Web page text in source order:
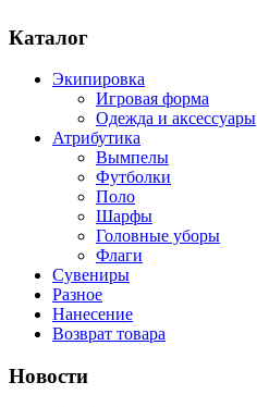
Каталог
Экипировка
Игровая форма
Одежда и аксессуары
Атрибутика
Вымпелы
Футболки
Поло
Шарфы
Головные уборы
Флаги
Сувениры
Разное
Нанесение
Возврат товара
Новости